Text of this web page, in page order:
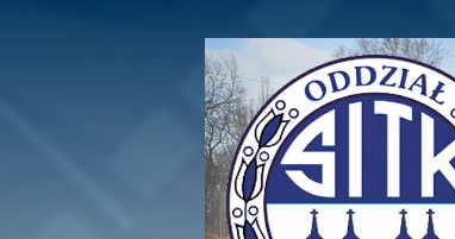
SITK RP
Polish Association of